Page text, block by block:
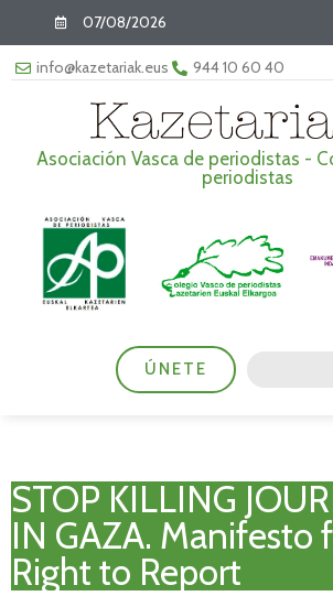
07/08/2026
info@kazetariak.eus 944 10 60 40
Asociación Vasca de periodistas -
periodistas
ÚNETE
STOP KILLING
IN GAZA. Manifesto
Right to Report